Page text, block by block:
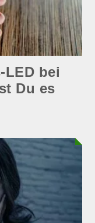
bei
Du es